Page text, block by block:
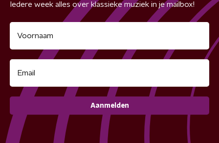
Iedere week alles over klassieke muziek in je mailbox!
Aanmelden